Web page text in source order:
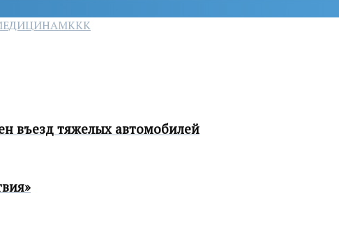
МККК
въезд тяжелых автомобилей